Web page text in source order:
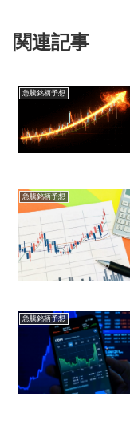
関連記事
急騰銘柄予想
急騰銘柄予想
急騰銘柄予想